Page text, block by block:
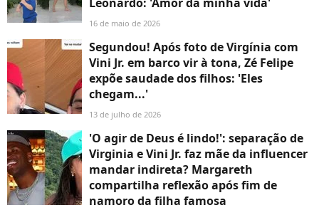
16 de maio de 2026
Segundou! Após foto de Virgínia com
Vini Jr. em barco vir à tona, Zé Felipe
expõe saudade dos filhos: 'Eles
chegam...'
13 de julho de 2026
'O agir de Deus é lindo!': separação de
Virginia e Vini Jr. faz mãe da influencer
mandar indireta? Margareth
compartilha reflexão após fim de
namoro da filha famosa